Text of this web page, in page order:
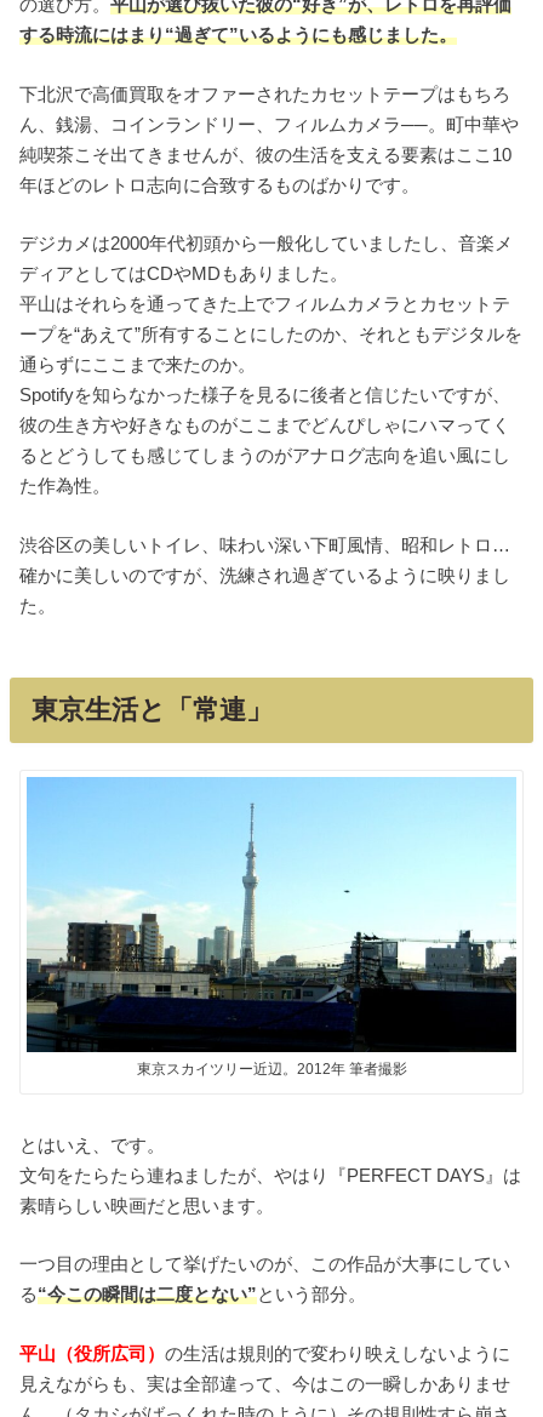
の選び方。平山が選び抜いた彼の“好き”が、レトロを再評価
する時流にはまり“過ぎて”いるようにも感じました。
下北沢で高価買取をオファーされたカセットテープはもちろ
ん、銭湯、コインランドリー、フィルムカメラ──。町中華や
純喫茶こそ出てきませんが、彼の生活を支える要素はここ10
年ほどのレトロ志向に合致するものばかりです。
デジカメは2000年代初頭から一般化していましたし、音楽メ
ディアとしてはCDやMDもありました。
平山はそれらを通ってきた上でフィルムカメラとカセットテ
ープを“あえて”所有することにしたのか、それともデジタルを
通らずにここまで来たのか。
Spotifyを知らなかった様子を見るに後者と信じたいですが、
彼の生き方や好きなものがここまでどんぴしゃにハマってく
るとどうしても感じてしまうのがアナログ志向を追い風にし
た作為性。
渋谷区の美しいトイレ、味わい深い下町風情、昭和レトロ…
確かに美しいのですが、洗練され過ぎているように映りまし
た。
東京生活と「常連」
東京スカイツリー近辺。2012年 筆者撮影
とはいえ、です。
文句をたらたら連ねましたが、やはり『PERFECT DAYS』は
素晴らしい映画だと思います。
一つ目の理由として挙げたいのが、この作品が大事にしてい
る“今この瞬間は二度とない”という部分。
平山（役所広司）の生活は規則的で変わり映えしないように
見えながらも、実は全部違って、今はこの一瞬しかありませ